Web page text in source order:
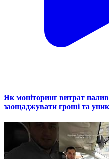
Як моніторинг витрат
заощаджувати гроші та